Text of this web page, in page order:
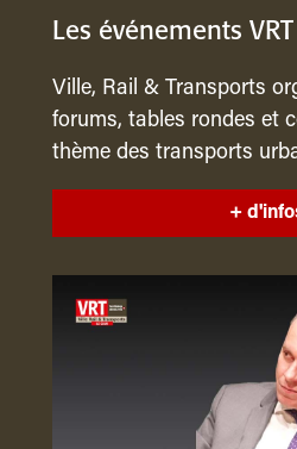
Les événements VRT
Ville, Rail & Transports
forums, tables rondes et
thème des transports
+